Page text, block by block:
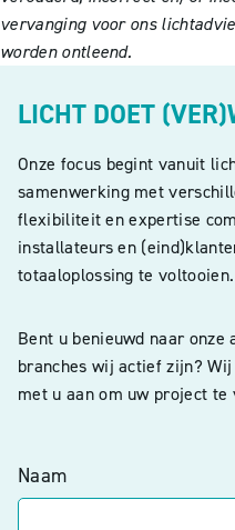
vervanging voor ons
worden ontleend.
LICHT DOET
Onze focus begint vanuit
samenwerking met
flexibiliteit en expertise
installateurs en
totaaloplossing te voltooien.
Bent u benieuwd naar
branches wij actief zijn?
met u aan om uw project te
Naam